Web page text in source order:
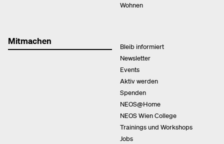
Wohnen
Mitmachen
Bleib informiert
Newsletter
Events
Aktiv werden
Spenden
NEOS@Home
NEOS Wien College
Trainings und Workshops
Jobs